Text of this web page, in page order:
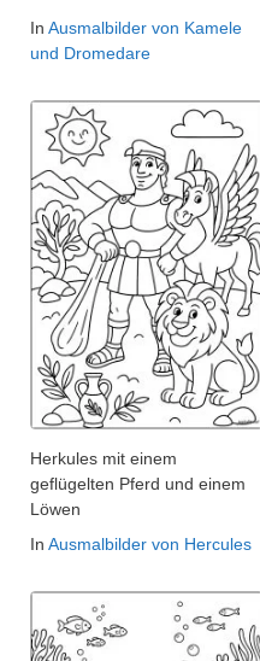
In Ausmalbilder von Kamele
und Dromedare
Herkules mit einem
geflügelten Pferd und einem
Löwen
In Ausmalbilder von Hercules